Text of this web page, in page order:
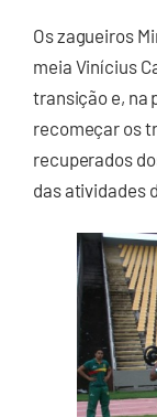
Os zagueiros
meia Vinícius
transição e, na
recomeçar os
recuperados
das atividades